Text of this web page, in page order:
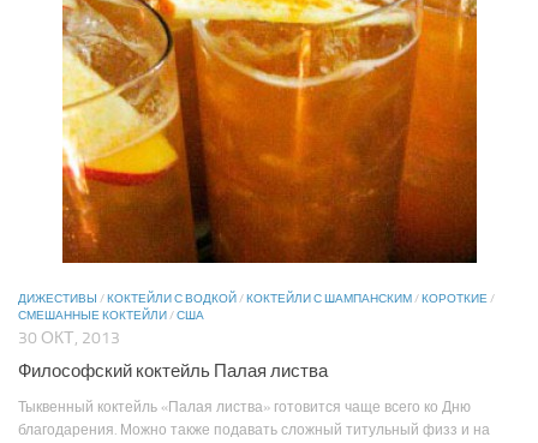
ДИЖЕСТИВЫ /КОКТЕЙЛИ С ВОДКОЙ/КОКТЕЙЛИ С ШАМПАНСКИМ/КОРОТКИЕ/
СМЕШАННЫЕ КОКТЕЙЛИ/США
30 ОКТ, 2013
Философский коктейль Палая листва
Тыквенный коктейль «Палая листва» готовится чаще всего ко Дню
благодарения. Можно также подавать сложный титульный физз и на